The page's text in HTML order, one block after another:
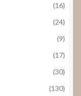
(16)
(24)
(9)
(17)
(30)
(130)